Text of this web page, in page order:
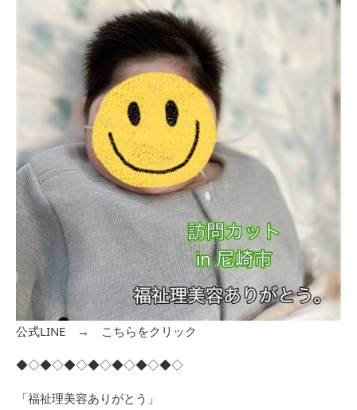
公式LINE → こちらをクリック
◆◇◆◇◆◇◆◇◆◇◆◇◆◇
「福祉理美容ありがとう」